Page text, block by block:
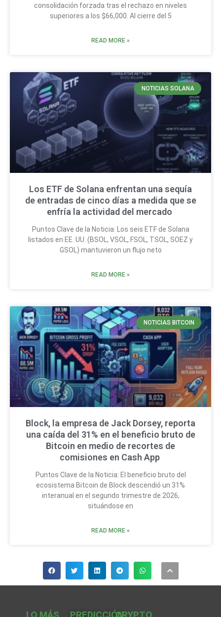
consolidación forzada tras el rechazo en niveles
superiores a los $66,000. Al cierre del 5
READ MORE »
NOTICIAS SOLANA
Los ETF de Solana enfrentan una sequía
de entradas de cinco días a medida que se
enfría la actividad del mercado
Puntos Clave de la Noticia: Los seis ETF de Solana
listados en EE. UU. (BSOL, VSOL, FSOL, TSOL, SOEZ y
GSOL) mantuvieron un flujo neto
READ MORE »
NOTICIAS BITCOIN
Block, la empresa de Jack Dorsey, reporta
una caída del 31% en el beneficio bruto de
Bitcoin en medio de recortes de
comisiones en Cash App
Puntos Clave de la Noticia: El beneficio bruto del
ecosistema Bitcoin de Block descendió un 31%
interanual en el segundo trimestre de 2026,
situándose en
READ MORE »